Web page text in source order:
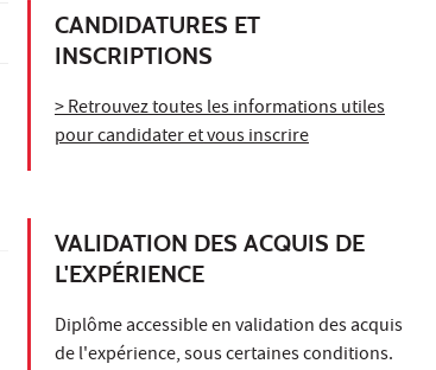
CANDIDATURES ET
INSCRIPTIONS
> Retrouvez toutes les informations utiles
pour candidater et vous inscrire
VALIDATION DES ACQUIS DE
L'EXPÉRIENCE
Diplôme accessible en validation des acquis
de l'expérience, sous certaines conditions.